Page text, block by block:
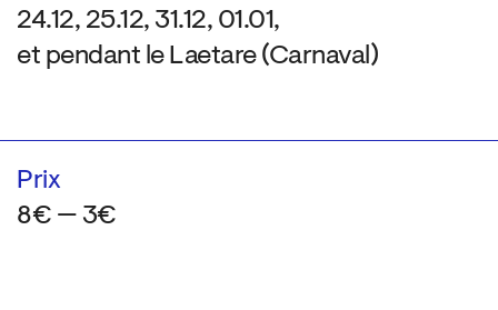
24.12, 25.12, 31.12, 01.01,
et pendant le Laetare (Carnaval)
Prix
8€ — 3€